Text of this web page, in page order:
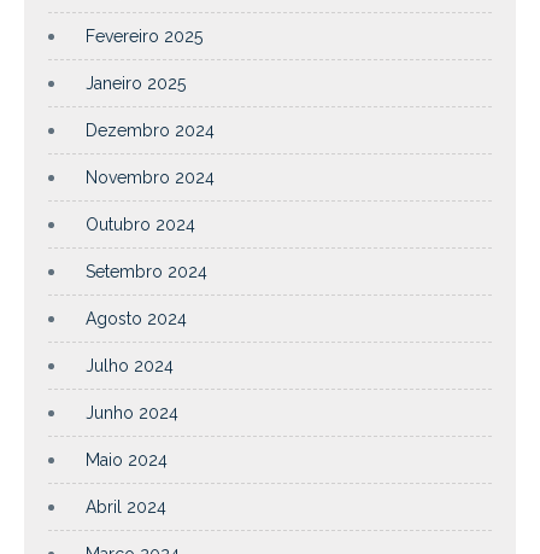
Fevereiro 2025
Janeiro 2025
Dezembro 2024
Novembro 2024
Outubro 2024
Setembro 2024
Agosto 2024
Julho 2024
Junho 2024
Maio 2024
Abril 2024